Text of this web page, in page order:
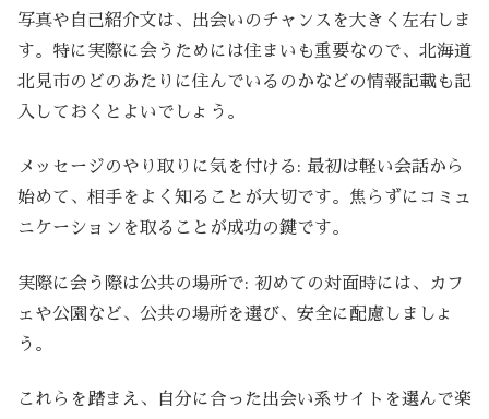
写真や自己紹介文は、出会いのチャンスを大きく左右しま
す。特に実際に会うためには住まいも重要なので、北海道
北見市のどのあたりに住んでいるのかなどの情報記載も記
入しておくとよいでしょう。
メッセージのやり取りに気を付ける: 最初は軽い会話から
始めて、相手をよく知ることが大切です。焦らずにコミュ
ニケーションを取ることが成功の鍵です。
実際に会う際は公共の場所で: 初めての対面時には、カフ
ェや公園など、公共の場所を選び、安全に配慮しましょ
う。
これらを踏まえ、自分に合った出会い系サイトを選んで楽